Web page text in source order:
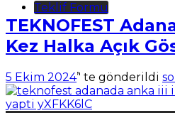
Teklif Formu
TEKNOFEST
Kez Halka Açık
5 Ekim 2024’' te gönderildi